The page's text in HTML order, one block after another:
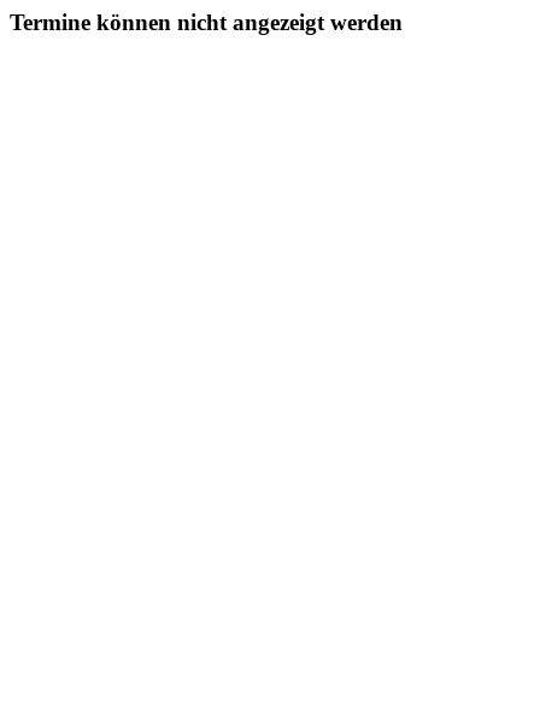
Termine können nicht angezeigt werden